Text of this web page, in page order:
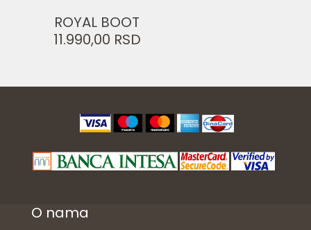
ROYAL BOOT
11.990,00 RSD
O nama